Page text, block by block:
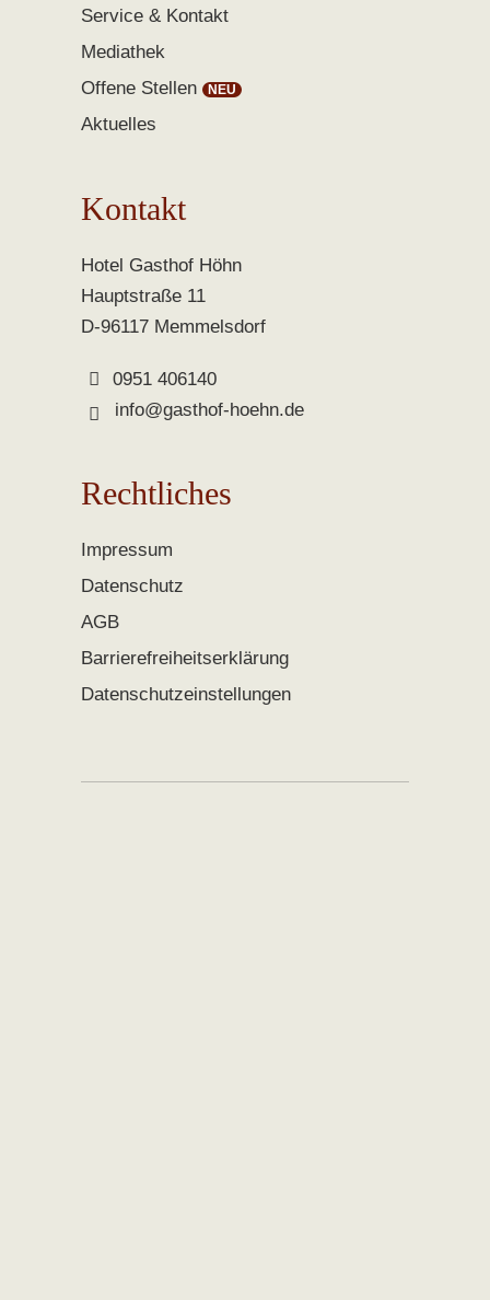
Service & Kontakt
Mediathek
Offene Stellen
Aktuelles
Kontakt
Hotel Gasthof Höhn
Hauptstraße 11
D-96117 Memmelsdorf
0951 406140
info@gasthof-hoehn.de
Rechtliches
Impressum
Datenschutz
AGB
Barrierefreiheitserklärung
Datenschutzeinstellungen